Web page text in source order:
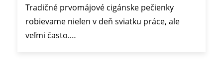
Tradičné prvomájové cigánske pečienky
robievame nielen v deň sviatku práce, ale
veľmi často.…